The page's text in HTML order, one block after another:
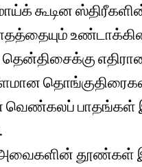
கூடின
எதிரான
நீளமான
பாதங்கள்
அவைகளின் தூண்கள்